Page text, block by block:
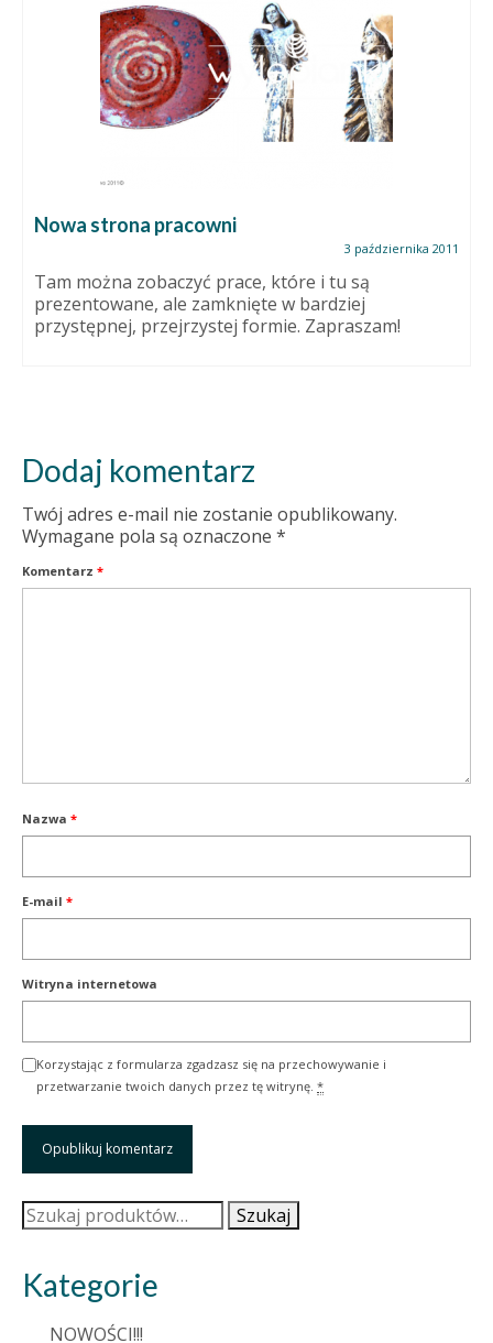
Nowa strona pracowni
3 października 2011
Tam można zobaczyć prace, które i tu są
prezentowane, ale zamknięte w bardziej
przystępnej, przejrzystej formie. Zapraszam!
Dodaj komentarz
Twój adres e-mail nie zostanie opublikowany.
Wymagane pola są oznaczone *
Komentarz *
Nazwa *
E-mail *
Witryna internetowa
Korzystając z formularza zgadzasz się na przechowywanie i
przetwarzanie twoich danych przez tę witrynę. *
Szukaj: Szukaj
Kategorie
NOWOŚCI!!!